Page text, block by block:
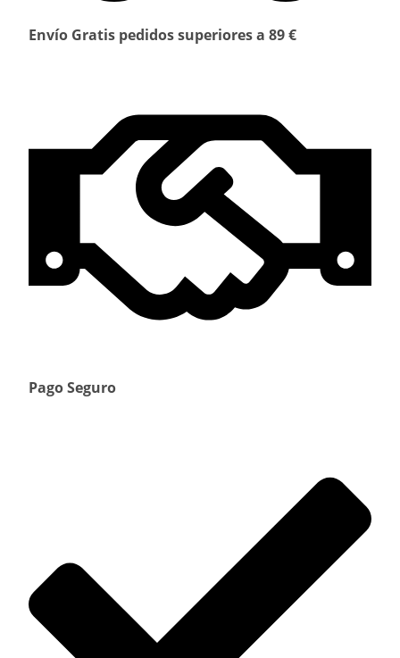
Envío Gratis pedidos superiores a 89 €
Pago Seguro